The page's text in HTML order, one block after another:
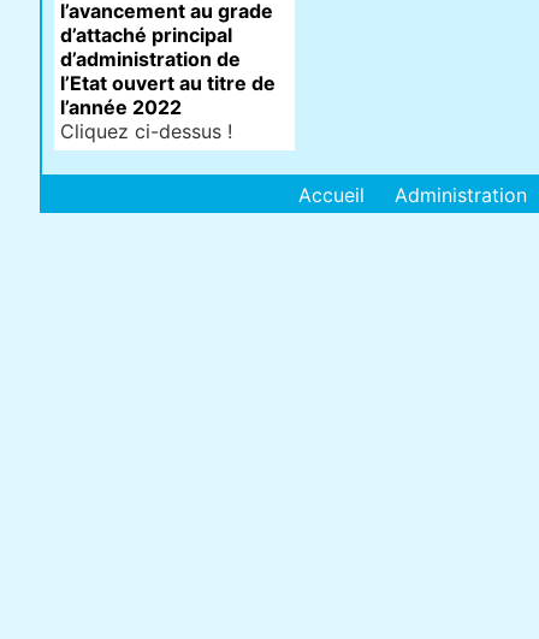
l’avancement au grade
d’attaché principal
d’administration de
l’Etat ouvert au titre de
l’année 2022
Cliquez ci-dessus !
Accueil Administration